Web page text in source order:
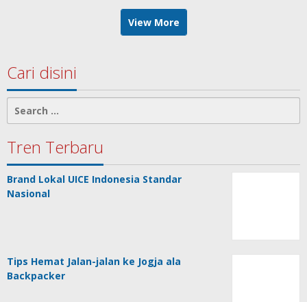
View More
Cari disini
for:
Tren Terbaru
Brand Lokal UICE Indonesia Standar
Nasional
Tips Hemat Jalan-jalan ke Jogja ala
Backpacker